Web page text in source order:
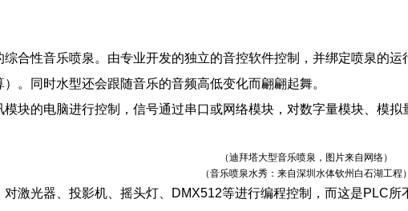
性音乐喷泉。由专业开发的独立的音控软件控制，并绑定喷泉的运
。同时水型还会跟随音乐的音频高低变化而翩翩起舞。
的电脑进行控制，信号通过串口或网络模块，对数字量模块、模拟
（迪拜塔大型音乐喷泉，图片来自网络）
（音乐喷泉水秀：来自深圳水体钦州白石湖工程）
光器、投影机、摇头灯、DMX512等进行编程控制，而这是PLC所